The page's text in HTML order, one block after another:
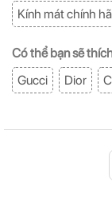
Kính mát chính
Có thể bạn sẽ
Gucci
Dior